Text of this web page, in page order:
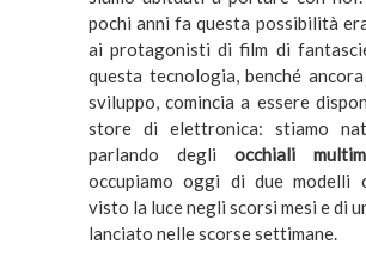
pochi anni fa questa possibilità
ai protagonisti di film di
questa tecnologia, benché
sviluppo, comincia a essere
store di elettronica: stiamo
parlando degli occhiali
occupiamo oggi di due modelli
visto la luce negli scorsi mesi e di
lanciato nelle scorse settimane.